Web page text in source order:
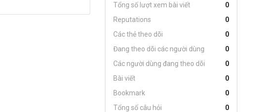
Tổng số lượt xem bài viết
0
Reputations
0
Các thẻ theo dõi
0
Đang theo dõi các người dùng
0
Các người dùng đang theo dõi
0
Bài viết
0
Bookmark
0
Tổng số câu hỏi
0